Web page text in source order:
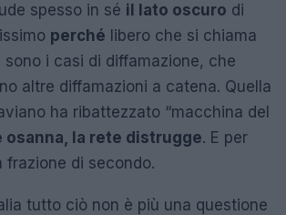
spesso in sé il lato oscuro di
perché libero che si chiama
sono i casi di diffamazione, che
altre diffamazioni a catena. Quella
ha ribattezzato “macchina del
osanna, la rete distrugge. E per
frazione di secondo.
tutto ciò non è più una questione